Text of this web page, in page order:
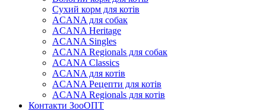
Сухий корм для котів
ACANA для собак
ACANA Heritage
ACANA Singles
ACANA Regionals для собак
ACANA Classics
ACANA для котів
ACANA Рецепти для котів
ACANA Regionals для котів
Контакти ЗооОПТ